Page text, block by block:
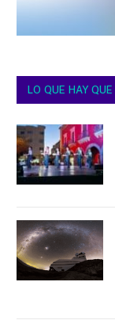
LO QUE HAY QUE